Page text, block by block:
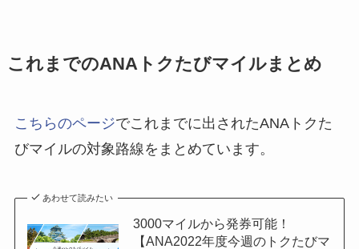
これまでのANAトクたびマイルまとめ
こちらのページでこれまでに出されたANAトクた
びマイルの対象路線をまとめています。
あわせて読みたい
3000マイルから発券可能！
【ANA2022年度今週のトクたびマ